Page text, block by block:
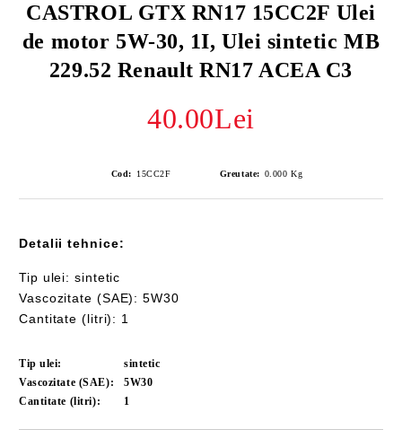
CASTROL GTX RN17 15CC2F Ulei
de motor 5W-30, 1I, Ulei sintetic MB
229.52 Renault RN17 ACEA C3
40.00Lei
Cod: 15CC2F Greutate: 0.000 Kg
Detalii tehnice:
Tip ulei: sintetic
Vascozitate (SAE): 5W30
Cantitate (litri): 1
Tip ulei:
sintetic
Vascozitate (SAE):
5W30
Cantitate (litri):
1